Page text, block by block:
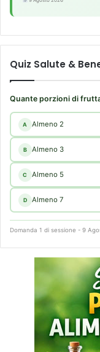
Quiz Salute &
Quante porzioni di
A Almeno 2
B Almeno 3
C Almeno 5
D Almeno 7
Domanda 1 di sessione - 9